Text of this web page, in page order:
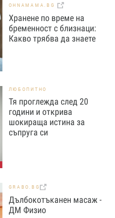
OHNAMAMA.BG
Хранене по време на
бременност с близнаци:
Какво трябва да знаете
ЛЮБОПИТНО
Тя проглежда след 20
години и открива
шокираща истина за
съпруга си
GRABO.BG
Дълбокотъканен масаж -
ДМ Физио